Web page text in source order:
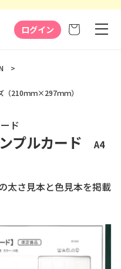
ログイン
ー
（210ｍｍ×297ｍｍ）
ド
プルカード
A4
太さ見本と色見本を掲載